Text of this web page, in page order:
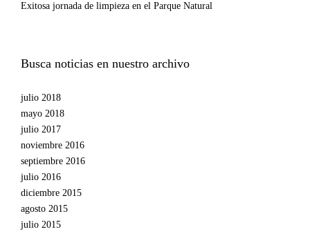
Exitosa jornada de limpieza en el Parque Natural
Busca noticias en nuestro archivo
julio 2018
mayo 2018
julio 2017
noviembre 2016
septiembre 2016
julio 2016
diciembre 2015
agosto 2015
julio 2015